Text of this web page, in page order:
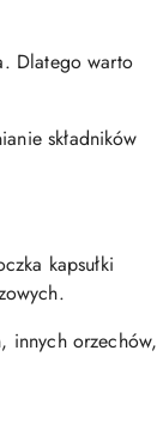
Dlatego warto
składników
kapsułki
innych orzechów,